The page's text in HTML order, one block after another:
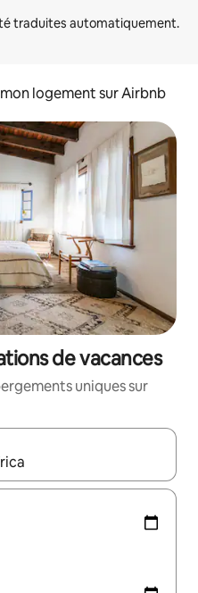
logement sur Airbnb
de vacances
uniques sur
utilisez les flèches vers le